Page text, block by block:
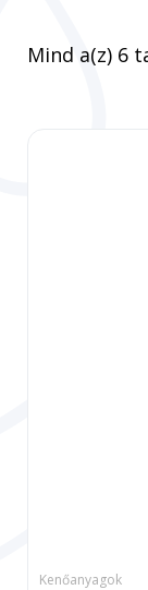
Mind a(z) 6
Kenőanyagok